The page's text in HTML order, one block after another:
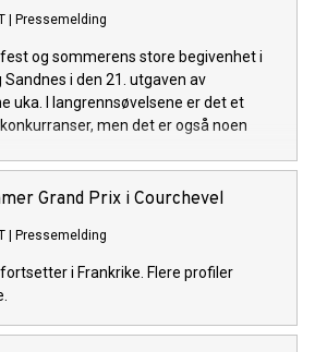
Pressemelding
og sommerens store begivenhet i
Sandnes i den 21. utgaven av
uka. I langrennsøvelsene er det et
men det er også noen
Grand Prix i Courchevel
Pressemelding
i Frankrike. Flere profiler